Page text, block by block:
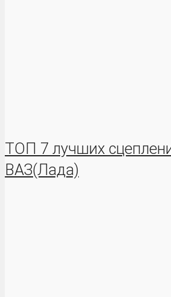
ТОП 7 лучших
ВАЗ(Лада)